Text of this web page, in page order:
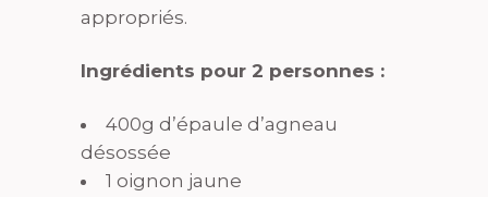
appropriés.
Ingrédients pour 2 personnes :
400g d’épaule d’agneau
désossée
1 oignon jaune